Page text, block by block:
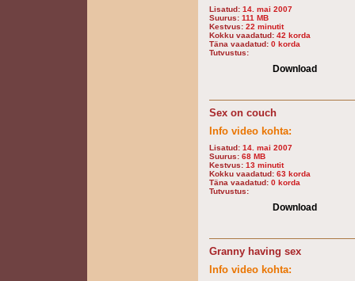
Lisatud: 14. mai 2007
Suurus: 111 MB
Kestvus: 22 minutit
Kokku vaadatud: 42 korda
Täna vaadatud: 0 korda
Tutvustus:
Download
Sex on couch
Info video kohta:
Lisatud: 14. mai 2007
Suurus: 68 MB
Kestvus: 13 minutit
Kokku vaadatud: 63 korda
Täna vaadatud: 0 korda
Tutvustus:
Download
Granny having sex
Info video kohta: